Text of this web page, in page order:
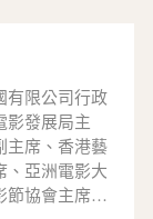
有限公司行政
影發展局主
主席、香港藝
、亞洲電影大
節協會主席，